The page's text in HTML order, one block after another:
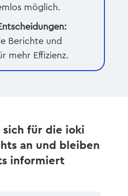
möglich.
Berichte und
mehr Effizienz.
sich für die ioki
an und bleiben
informiert